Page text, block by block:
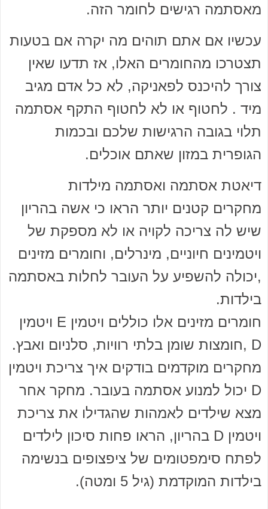
מאסתמה רגישים לחומר הזה.
עכשיו אם אתם תוהים מה יקרה אם בטעות
תצטרכו מהחומרים האלו, אז תדעו שאין
צורך להיכנס לפאניקה, לא כל אדם מגיב
מיד . לחטוף או לא לחטוף התקף אסתמה
תלוי בגובה הרגישות שלכם ובכמות
הגופרית במזון שאתם אוכלים.
דיאטת אסתמה ואסתמה מילדות
מחקרים קטנים יותר הראו כי אשה בהריון
שיש לה צריכה לקויה או לא מספקת של
ויטמינים חיוניים, מינרלים, וחומרים מזינים
,יכולה להשפיע על העובר לחלות באסתמה
בילדות.
חומרים מזינים אלו כוללים ויטמין E ויטמין
D ,חומצות שומן בלתי רוויות, סלניום ואבץ.
מחקרים מוקדמים בודקים איך צריכת ויטמין
D יכול למנוע אסתמה בעובר. מחקר אחר
מצא שילדים לאמהות שהגדילו את צריכת
ויטמין D בהריון, הראו פחות סיכון לילדים
לפתח סימפטומים של ציפצופים בנשימה
בילדות המוקדמת (גיל 5 ומטה).